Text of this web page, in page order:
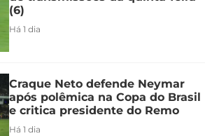
(6)
Há 1 dia
Craque Neto defende Neymar
após polêmica na Copa do Brasil
e critica presidente do Remo
Há 1 dia